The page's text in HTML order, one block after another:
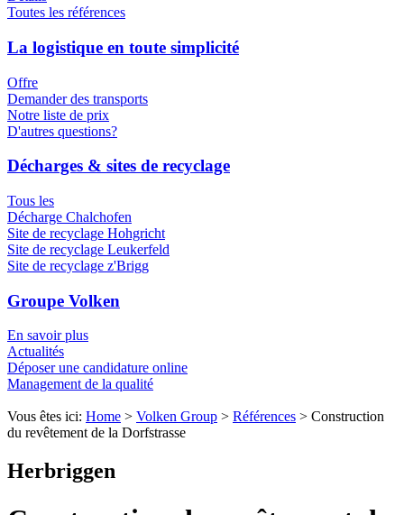
Toutes les références
La logistique en toute simplicité
Offre
Demander des transports
Notre liste de prix
D'autres questions?
Décharges & sites de recyclage
Tous les
Décharge Chalchofen
Site de recyclage Hohgricht
Site de recyclage Leukerfeld
Site de recyclage z'Brigg
Groupe Volken
En savoir plus
Actualités
Déposer une candidature online
Management de la qualité
Vous êtes ici: Home > Volken Group > Références > Construction
du revêtement de la Dorfstrasse
Herbriggen